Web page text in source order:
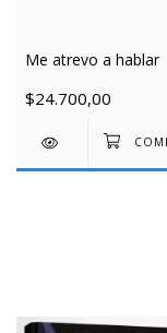
Me atrevo a hablar
$24.700,00